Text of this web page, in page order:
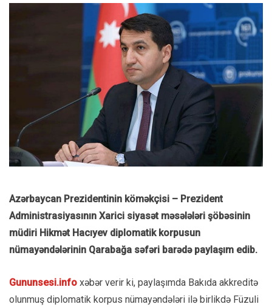
Azərbaycan Prezidentinin köməkçisi – Prezident
Administrasiyasının Xarici siyasət məsələləri şöbəsinin
müdiri Hikmət Hacıyev diplomatik korpusun
nümayəndələrinin Qarabağa səfəri barədə paylaşım edib.
Gununsesi.info xəbər verir ki, paylaşımda Bakıda akkreditə
olunmuş diplomatik korpus nümayəndələri ilə birlikdə Füzuli